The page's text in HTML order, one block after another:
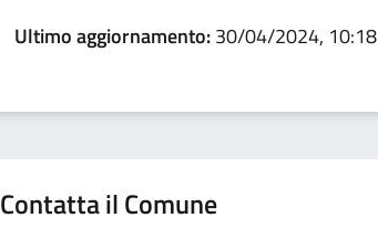
Ultimo aggiornamento:30/04/2024, 10:18
Contatta il Comune